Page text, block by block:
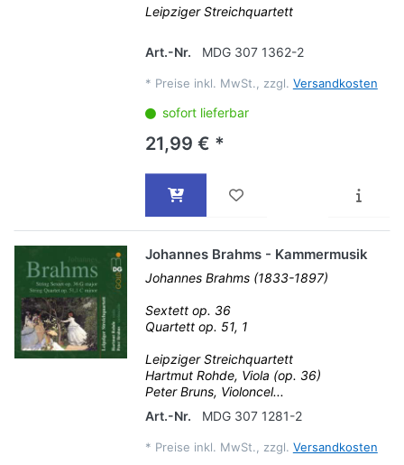
Leipziger Streichquartett
Art.-Nr. MDG 307 1362-2
* Preise inkl. MwSt., zzgl. Versandkosten
sofort lieferbar
21,99 € *
Johannes Brahms - Kammermusik
Johannes Brahms (1833-1897)
Sextett op. 36
Quartett op. 51, 1
Leipziger Streichquartett
Hartmut Rohde, Viola (op. 36)
Peter Bruns, Violoncel...
Art.-Nr.
MDG 307 1281-2
* Preise inkl. MwSt., zzgl. Versandkosten